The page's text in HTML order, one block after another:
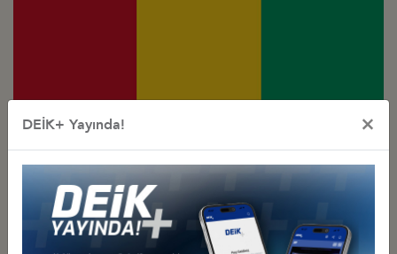
Türkiye - Gine
İş Konseyi
DEİK+ Yayında! ×